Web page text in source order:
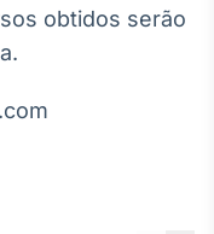
obtidos serão